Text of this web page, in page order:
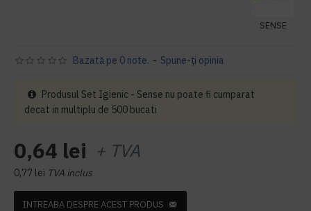
SENSE
Bazată pe 0 note. - Spune-ţi opinia
0,64 lei + TVA
0,77 lei TVA inclus
Produsul Set Igienic - Sense nu poate fi cumparat
decat in multiplu de 500 bucati
INTREABA DESPRE ACEST PRODUS